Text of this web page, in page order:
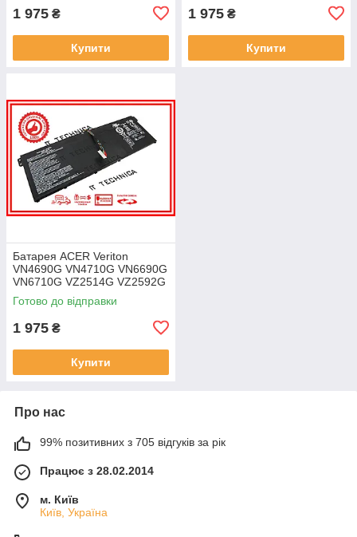
1 975 ₴
Купити
1 975 ₴
Купити
Батарея ACER Veriton
VN4690G VN4710G VN6690G
VN6710G VZ2514G VZ2592G
VZ2594G 11.25V 4471mAh
ОРИГІНАЛ
Готово до відправки
1 975 ₴
Купити
Про нас
99% позитивних з 705 відгуків за рік
Працює з 28.02.2014
м. Київ
Київ, Україна